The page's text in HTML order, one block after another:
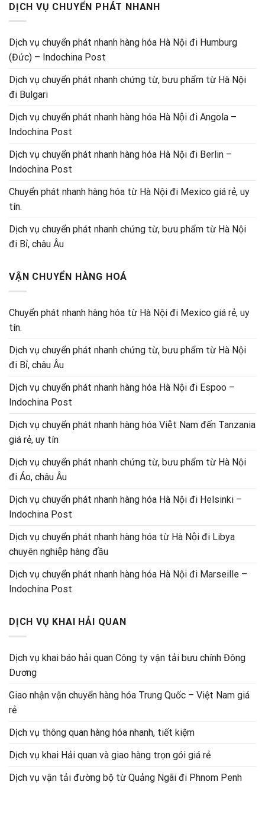
DỊCH VỤ CHUYỂN PHÁT NHANH
Dịch vụ chuyển phát nhanh hàng hóa Hà Nội đi Humburg
(Đức) – Indochina Post
Dịch vụ chuyển phát nhanh chứng từ, bưu phẩm từ Hà Nội
đi Bulgari
Dịch vụ chuyển phát nhanh hàng hóa Hà Nội đi Angola –
Indochina Post
Dịch vụ chuyển phát nhanh hàng hóa Hà Nội đi Berlin –
Indochina Post
Chuyển phát nhanh hàng hóa từ Hà Nội đi Mexico giá rẻ, uy
tín.
Dịch vụ chuyển phát nhanh chứng từ, bưu phẩm từ Hà Nội
đi Bỉ, châu Âu
VẬN CHUYỂN HÀNG HOÁ
Chuyển phát nhanh hàng hóa từ Hà Nội đi Mexico giá rẻ, uy
tín.
Dịch vụ chuyển phát nhanh chứng từ, bưu phẩm từ Hà Nội
đi Bỉ, châu Âu
Dịch vụ chuyển phát nhanh hàng hóa Hà Nội đi Espoo –
Indochina Post
Dịch vụ chuyển phát nhanh hàng hóa Việt Nam đến Tanzania
giá rẻ, uy tín
Dịch vụ chuyển phát nhanh chứng từ, bưu phẩm từ Hà Nội
đi Áo, châu Âu
Dịch vụ chuyển phát nhanh hàng hóa Hà Nội đi Helsinki –
Indochina Post
Dịch vụ chuyển phát nhanh hàng hóa từ Hà Nội đi Libya
chuyên nghiệp hàng đầu
Dịch vụ chuyển phát nhanh hàng hóa Hà Nội đi Marseille –
Indochina Post
DỊCH VỤ KHAI HẢI QUAN
Dịch vụ khai báo hải quan Công ty vận tải bưu chính Đông
Dương
Giao nhận vận chuyển hàng hóa Trung Quốc – Việt Nam giá
rẻ
Dịch vụ thông quan hàng hóa nhanh, tiết kiệm
Dịch vụ khai Hải quan và giao hàng trọn gói giá rẻ
Dịch vụ vận tải đường bộ từ Quảng Ngãi đi Phnom Penh